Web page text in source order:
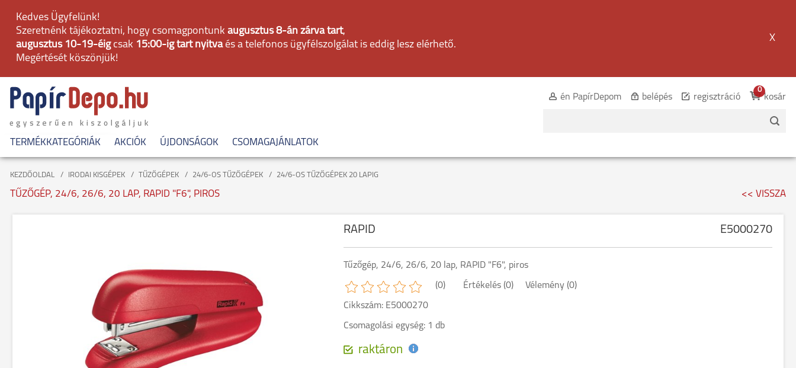
Kedves Ügyfelünk!
Szeretnénk tájékoztatni, hogy csomagpontunk augusztus 8-án zárva tart,
augusztus 10-19-éig csak 15:00-ig tart nyitvaés a telefonos ügyfélszolgálat is eddig lesz elérhető.
Megértését köszönjük!
X
én PapírDepom belépés regisztráció kosár
0
TERMÉKKATEGÓRIÁK AKCIÓK ÚJDONSÁGOK CSOMAGAJÁNLATOK
KEZDŐOLDAL IRODAI KISGÉPEK TŰZŐGÉPEK 24/6-OS TŰZŐGÉPEK 24/6-OS TŰZŐGÉPEK 20 LAPIG
TŰZŐGÉP, 24/6, 26/6, 20 LAP, RAPID "F6", PIROS << VISSZA
RAPID E5000270
Tűzőgép, 24/6, 26/6, 20 lap, RAPID "F6", piros
(0) Értékelés (0) Vélemény (0)
Cikkszám: E5000270
Csomagolási egység: 1 db
raktáron